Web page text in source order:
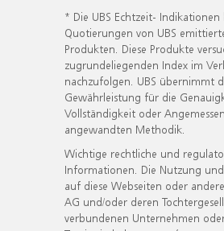
* Die UBS Echtzeit-
Quotierungen von UBS
Produkten. Diese Produkte
zugrundeliegenden Index im
nachzufolgen. UBS übernimmt
Gewährleistung für die
Vollständigkeit oder
angewandten Methodik.
Wichtige rechtliche und
Informationen. Die Nutzung
auf diese Webseiten oder
AG und/oder deren
verbundenen Unternehmen